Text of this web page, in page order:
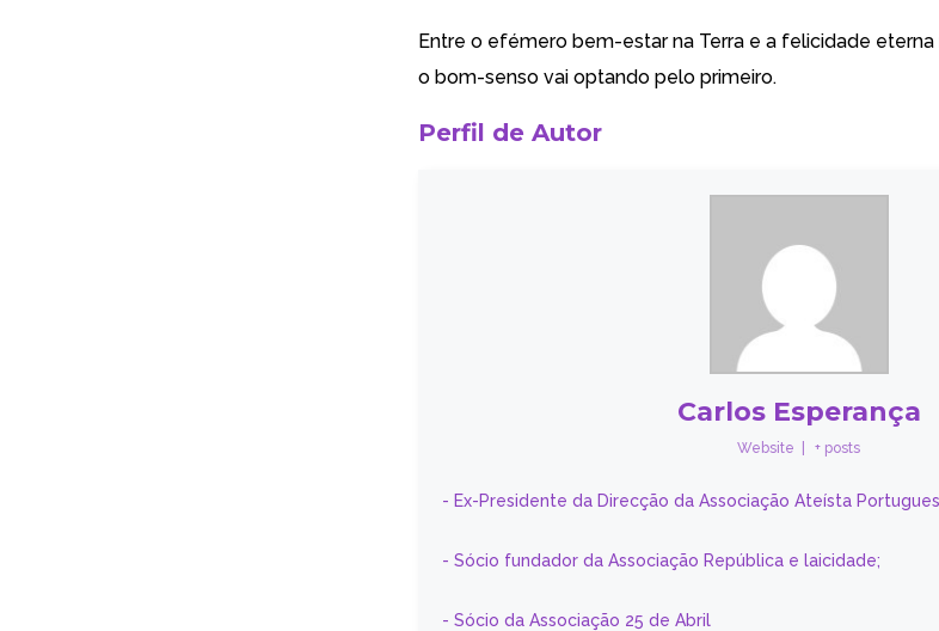
Entre o efémero bem-estar na Terra e a felicidade eterna
o bom-senso vai optando pelo primeiro.
Perfil de Autor
Carlos Esperança
Website + posts
- Ex-Presidente da Direcção da Associação Ateísta
- Sócio fundador da Associação República e laicidade;
- Sócio da Associação 25 de Abril